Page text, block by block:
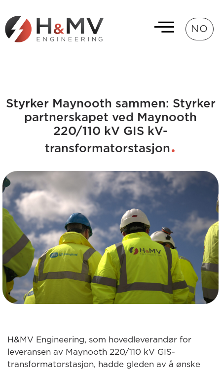
NO
Styrker Maynooth sammen: Styrker
partnerskapet ved Maynooth
220/110 kV GIS kV-
transformatorstasjon
H&MV Engineering, som hovedleverandør for
leveransen av Maynooth 220/110 kV GIS-
transformatorstasjon, hadde gleden av å ønske